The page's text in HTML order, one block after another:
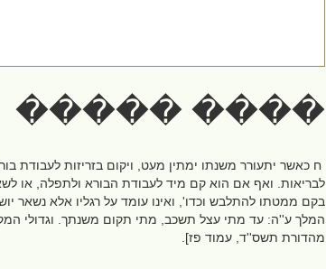
���� �����
ח כאשר יתעורר משנתו ימתין מעט, ויקום בזריזות לעבודת
לבריאות. ואף אם הוא קם מיד לעבודת הבורא ולתפלה, או
בקם ממטתו להתלבש וכדו', ואינו עומד על רגליו אלא נשאר
המלך ע''ה: עד מתי עצל תשכב, מתי תקום משנתך. וגדולי
מהדורת תשס''ד, עמוד פז].